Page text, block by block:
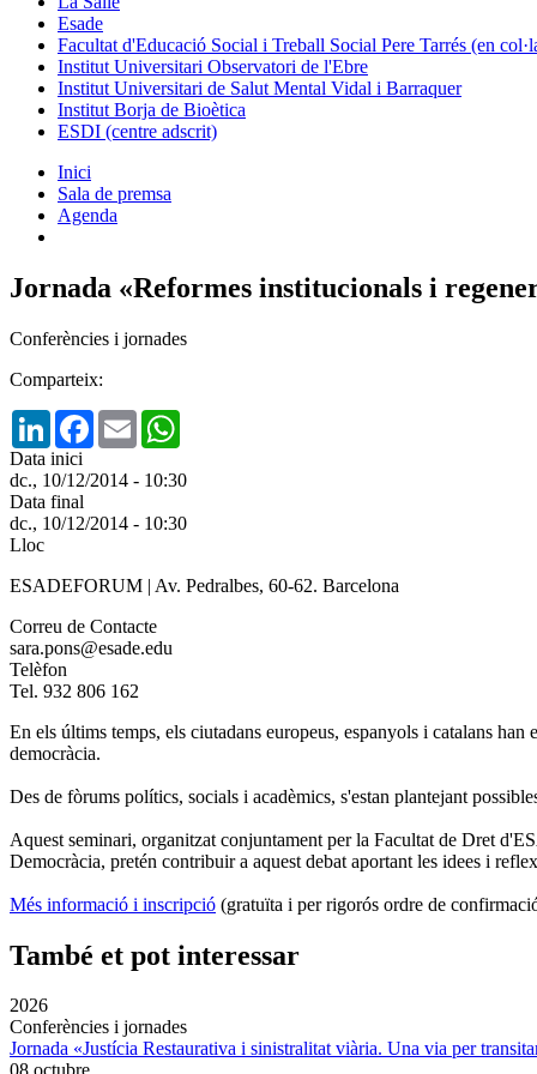
Esade
Facultat d'Educació Social i Treball Social Pere Tarrés (en
Institut Universitari Observatori de l'Ebre
Institut Universitari de Salut Mental Vidal i Barraquer
Institut Borja de Bioètica
ESDI (centre adscrit)
Inici
Sala de premsa
Agenda
Jornada «Reformes institucionals i
Conferències i jornades
Comparteix:
LinkedInFacebook
Email
Data inici
dc., 10/12/2014 - 10:30
Data final
dc., 10/12/2014 - 10:30
Lloc
ESADEFORUM | Av. Pedralbes, 60-62. Barcelona
Correu de Contacte
sara.pons@esade.edu
Telèfon
Tel. 932 806 162
En els últims temps, els ciutadans europeus, espanyols i catalans
democràcia.
Des de fòrums polítics, socials i acadèmics, s'estan plantejant
Aquest seminari, organitzat conjuntament per la Facultat de Dret
Democràcia, pretén contribuir a aquest debat aportant les idees i
Més informació i inscripció (gratuïta i per rigorós ordre de
També et pot interessar
2026
Conferències i jornades
Jornada «Justícia Restaurativa i sinistralitat viària. Una via per